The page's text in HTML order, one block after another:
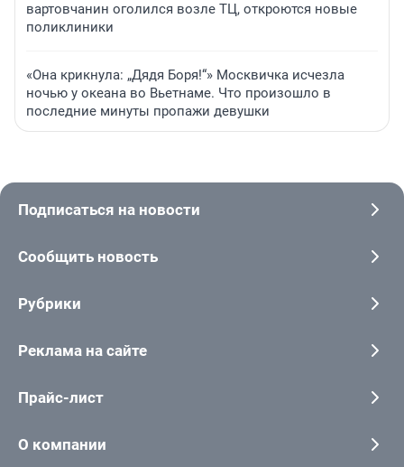
вартовчанин оголился возле ТЦ, откроются новые
поликлиники
«Она крикнула: „Дядя Боря!“» Москвичка исчезла
ночью у океана во Вьетнаме. Что произошло в
последние минуты пропажи девушки
Подписаться на новости
Сообщить новость
Рубрики
Реклама на сайте
Прайс-лист
О компании